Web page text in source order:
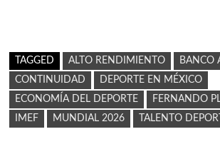
TAGGED ALTO RENDIMIENTO
BANCO
CONTINUIDAD
DEPORTE EN MÉXICO
ECONOMÍA DEL DEPORTE
FERNANDO
IMEF
MUNDIAL 2026 TALENTO